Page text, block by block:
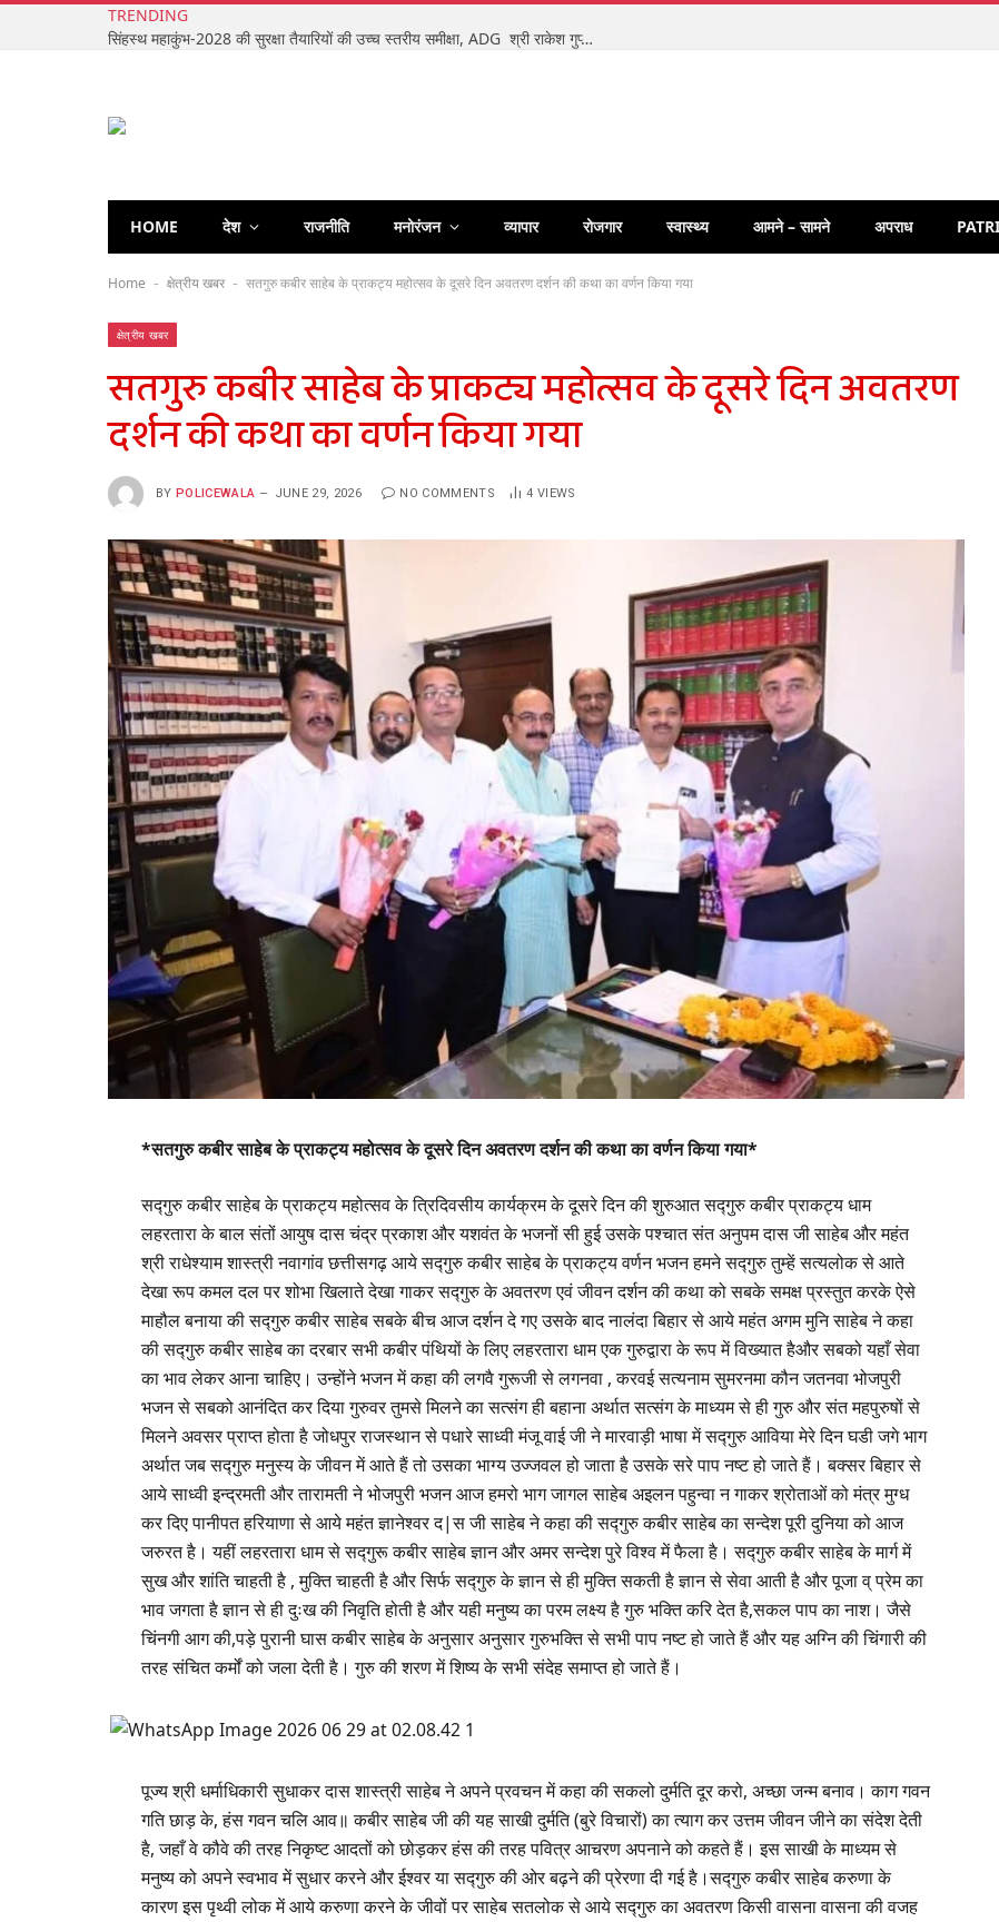
TRENDING
सिंहस्थ महाकुंभ-2028 की सुरक्षा तैयारियों की उच्च स्तरीय समीक्षा, ADG श्री राकेश गुप्ता एवं DIG श्री नवनीत भसीन एवं पुलिस अधीक्षक उज्जैन ने AI आधारित सुरक्षा, भीड़ नियंत्रण एवं यातायात प्रबंधन की कार्ययोजना का किया विस्तृत परीक्षण।
HOME देश राजनीति मनोरंजन व्यापार रोजगार स्वास्थ्य आमने – सामने अपराध
Home - क्षेत्रीय खबर - सतगुरु कबीर साहेब के प्राकट्य महोत्सव के दूसरे दिन अवतरण दर्शन की कथा का वर्णन किया गया
क्षेत्रीय खबर
सतगुरु कबीर साहेब के प्राकट्य महोत्सव के दूसरे दिन अवतरण
दर्शन की कथा का वर्णन किया गया
BY POLICEWALA JUNE 29, 2026 NO COMMENTS 4 VIEWS
*सतगुरु कबीर साहेब के प्राकट्य महोत्सव के दूसरे दिन अवतरण दर्शन की कथा का वर्णन किया गया*
सद्गुरु कबीर साहेब के प्राकट्य महोत्सव के त्रिदिवसीय कार्यक्रम के दूसरे दिन की शुरुआत सद्गुरु कबीर प्राकट्य धाम
लहरतारा के बाल संतों आयुष दास चंद्र प्रकाश और यशवंत के भजनों सी हुई उसके पश्चात संत अनुपम दास जी साहेब और महंत
श्री राधेश्याम शास्त्री नवागांव छत्तीसगढ़ आये सद्गुरु कबीर साहेब के प्राकट्य वर्णन भजन हमने सद्गुरु तुम्हें सत्यलोक से आते
देखा रूप कमल दल पर शोभा खिलाते देखा गाकर सद्गुरु के अवतरण एवं जीवन दर्शन की कथा को सबके समक्ष प्रस्तुत करके ऐसे
माहौल बनाया की सद्गुरु कबीर साहेब सबके बीच आज दर्शन दे गए उसके बाद नालंदा बिहार से आये महंत अगम मुनि साहेब ने कहा
की सद्गुरु कबीर साहेब का दरबार सभी कबीर पंथियों के लिए लहरतारा धाम एक गुरुद्वारा के रूप में विख्यात हैऔर सबको यहाँ सेवा
का भाव लेकर आना चाहिए। उन्होंने भजन में कहा की लगवै गुरूजी से लगनवा , करवई सत्यनाम सुमरनमा कौन जतनवा भोजपुरी
भजन से सबको आनंदित कर दिया गुरुवर तुमसे मिलने का सत्संग ही बहाना अर्थात सत्संग के माध्यम से ही गुरु और संत महपुरुषों से
मिलने अवसर प्राप्त होता है जोधपुर राजस्थान से पधारे साध्वी मंजू वाई जी ने मारवाड़ी भाषा में सद्गुरु आविया मेरे दिन घडी जगे भाग
अर्थात जब सद्गुरु मनुस्य के जीवन में आते हैं तो उसका भाग्य उज्जवल हो जाता है उसके सरे पाप नष्ट हो जाते हैं। बक्सर बिहार से
आये साध्वी इन्द्रमती और तारामती ने भोजपुरी भजन आज हमरो भाग जागल साहेब अइलन पहुन्वा न गाकर श्रोताओं को मंत्र मुग्ध
कर दिए पानीपत हरियाणा से आये महंत ज्ञानेश्वर द|स जी साहेब ने कहा की सद्गुरु कबीर साहेब का सन्देश पूरी दुनिया को आज
जरुरत है। यहीं लहरतारा धाम से सद्गुरू कबीर साहेब ज्ञान और अमर सन्देश पुरे विश्व में फैला है। सद्गुरु कबीर साहेब के मार्ग में
सुख और शांति चाहती है , मुक्ति चाहती है और सिर्फ सद्गुरु के ज्ञान से ही मुक्ति सकती है ज्ञान से सेवा आती है और पूजा व् प्रेम का
भाव जगता है ज्ञान से ही दुःख की निवृति होती है और यही मनुष्य का परम लक्ष्य है गुरु भक्ति करि देत है,सकल पाप का नाश। जैसे
चिंनगी आग की,पड़े पुरानी घास कबीर साहेब के अनुसार अनुसार गुरुभक्ति से सभी पाप नष्ट हो जाते हैं और यह अग्नि की चिंगारी की
तरह संचित कर्मों को जला देती है। गुरु की शरण में शिष्य के सभी संदेह समाप्त हो जाते हैं।
पूज्य श्री धर्माधिकारी सुधाकर दास शास्त्री साहेब ने अपने प्रवचन में कहा की सकलो दुर्मति दूर करो, अच्छा जन्म बनाव। काग गवन
गति छाड़ के, हंस गवन चलि आव॥ कबीर साहेब जी की यह साखी दुर्मति (बुरे विचारों) का त्याग कर उत्तम जीवन जीने का संदेश देती
है, जहाँ वे कौवे की तरह निकृष्ट आदतों को छोड़कर हंस की तरह पवित्र आचरण अपनाने को कहते हैं। इस साखी के माध्यम से
मनुष्य को अपने स्वभाव में सुधार करने और ईश्वर या सद्गुरु की ओर बढ़ने की प्रेरणा दी गई है।सद्गुरु कबीर साहेब करुणा के
कारण इस पृथ्वी लोक में आये करुणा करने के जीवों पर साहेब सतलोक से आये सद्गुरु का अवतरण किसी वासना वासना की वजह